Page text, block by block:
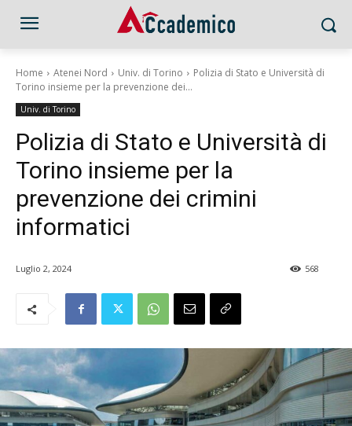
Home Atenei Nord Univ. di Torino
Polizia di Stato e Università di
Torino insieme per la prevenzione dei...
Univ. di Torino
Polizia di Stato e Università di
Torino insieme per la
prevenzione dei crimini
informatici
Luglio 2, 2024 568